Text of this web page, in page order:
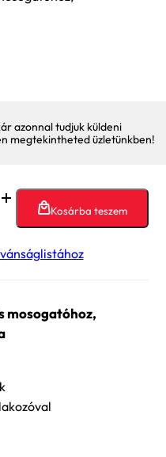
azonnal tudjuk küldeni
megtekintheted üzletünkben!
Kosárba teszem
mosogatóhoz,